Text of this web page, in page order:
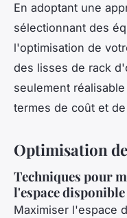
En adoptant une
sélectionnant des
l'optimisation de
des lisses de rack
seulement
termes de coût et
Optimisation
Techniques pour
l'espace disponible
Maximiser l'espace